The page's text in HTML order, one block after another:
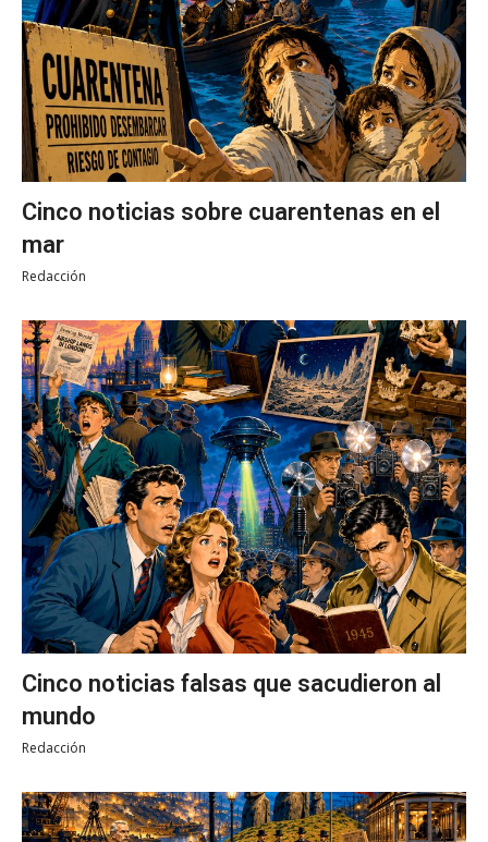
Cinco noticias sobre cuarentenas en el
mar
Redacción
Cinco noticias falsas que sacudieron al
mundo
Redacción